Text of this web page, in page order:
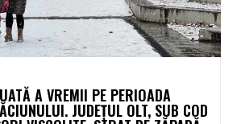
A VREMII PE PERIOADA
JUDEȚUL OLT, SUB COD